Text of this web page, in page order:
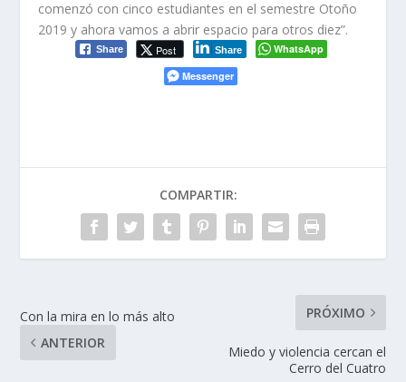
comenzó con cinco estudiantes en el semestre Otoño
2019 y ahora vamos a abrir espacio para otros diez”.
Share Post Share
WhatsApp
Messenger
COMPARTIR:
Con la mira en lo más alto
ANTERIOR
PRÓXIMO
Miedo y violencia cercan el
Cerro del Cuatro